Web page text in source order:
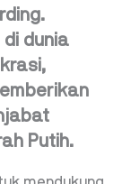
dunia
Putih.